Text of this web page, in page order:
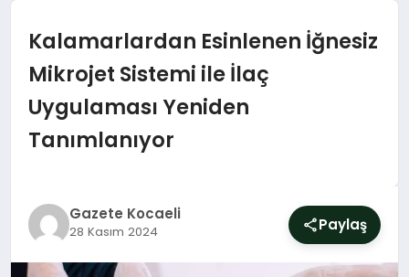
MAGAZIN
YAŞAM
Kalamarlardan Esinlenen İğnesiz
Mikrojet Sistemi ile İlaç
Uygulaması Yeniden
Tanımlanıyor
Gazete Kocaeli
28 Kasım 2024 Paylaş